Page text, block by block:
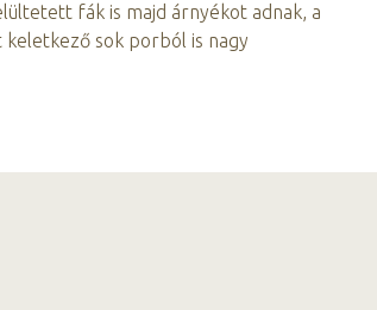
fák is majd árnyékot adnak, a
sok porból is nagy